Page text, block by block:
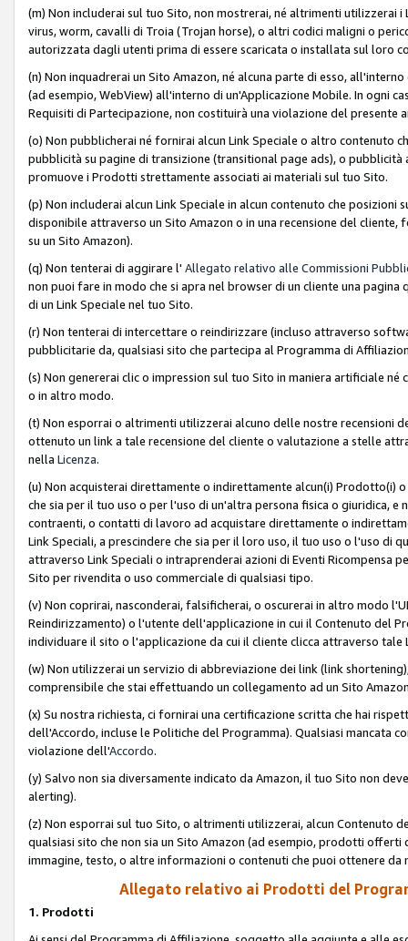
(m) Non includerai sul tuo Sito, non mostrerai, né altrimenti utilizzerai
virus, worm, cavalli di Troia (Trojan horse), o altri codici maligni o
autorizzata dagli utenti prima di essere scaricata o installata sul loro
(n) Non inquadrerai un Sito Amazon, né alcuna parte di esso,
(ad esempio, WebView) all'interno di un'Applicazione Mobile. In ogni
Requisiti di Partecipazione, non costituirà una violazione del presente
(o) Non pubblicherai né fornirai alcun Link Speciale o altro contenuto
pubblicità su pagine di transizione (transitional page ads), o
promuove i Prodotti strettamente associati ai materiali sul tuo Sito.
(p) Non includerai alcun Link Speciale in alcun contenuto che
disponibile attraverso un Sito Amazon o in una recensione del
su un Sito Amazon).
(q) Non tenterai di aggirare l' Allegato relativo alle Commissioni
non puoi fare in modo che si apra nel browser di un cliente una
di un Link Speciale nel tuo Sito.
(r) Non tenterai di intercettare o reindirizzare (incluso attraverso
pubblicitarie da, qualsiasi sito che partecipa al Programma di
(s) Non genererai clic o impression sul tuo Sito in maniera artificiale
o in altro modo.
(t) Non esporrai o altrimenti utilizzerai alcuno delle nostre recensioni
ottenuto un link a tale recensione del cliente o valutazione a stelle
nella Licenza.
(u) Non acquisterai direttamente o indirettamente alcun(i) Prodotto(i)
che sia per il tuo uso o per l'uso di un'altra persona fisica o giuridica,
contraenti, o contatti di lavoro ad acquistare direttamente o
Link Speciali, a prescindere che sia per il loro uso, il tuo uso o l'uso di
attraverso Link Speciali o intraprenderai azioni di Eventi
Sito per rivendita o uso commerciale di qualsiasi tipo.
(v) Non coprirai, nasconderai, falsificherai, o oscurerai in altro modo
Reindirizzamento) o l'utente dell'applicazione in cui il Contenuto del
individuare il sito o l'applicazione da cui il cliente clicca attraverso tale
(w) Non utilizzerai un servizio di abbreviazione dei link (link
comprensibile che stai effettuando un collegamento ad un Sito
(x) Su nostra richiesta, ci fornirai una certificazione scritta che hai
dell'Accordo, incluse le Politiche del Programma). Qualsiasi mancata
violazione dell'Accordo.
(y) Salvo non sia diversamente indicato da Amazon, il tuo Sito non
alerting).
(z) Non esporrai sul tuo Sito, o altrimenti utilizzerai, alcun Contenuto
qualsiasi sito che non sia un Sito Amazon (ad esempio, prodotti
immagine, testo, o altre informazioni o contenuti che puoi ottenere da
Allegato relativo ai Prodotti del
1. Prodotti